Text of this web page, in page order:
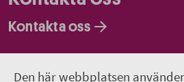
Den här webbplatsen
Kontakta oss